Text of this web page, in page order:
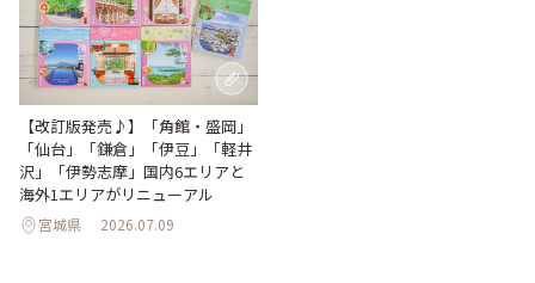
【改訂版発売♪】「角館・盛岡」
「仙台」「鎌倉」「伊豆」「軽井
沢」「伊勢志摩」国内6エリアと
海外1エリアがリニューアル
宮城県 2026.07.09